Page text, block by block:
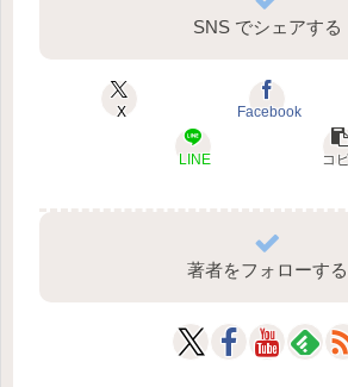
SNS でシェアする
X Facebook
LINE コ
著者をフォローする